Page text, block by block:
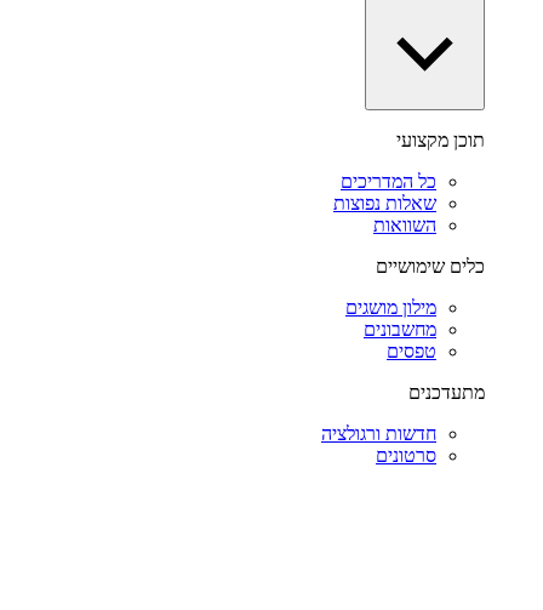
תוכן מקצועי
כל המדריכים
שאלות נפוצות
השוואות
כלים שימושיים
מילון מושגים
מחשבונים
טפסים
מתעדכנים
חדשות ורגולציה
סרטונים